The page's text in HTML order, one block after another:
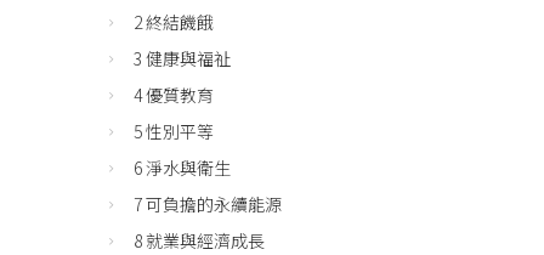
2 終結饑餓
3 健康與福祉
4 優質教育
5 性別平等
6 淨水與衛生
7 可負擔的永續能源
8 就業與經濟成長